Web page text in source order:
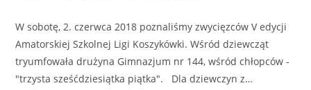
W sobotę, 2. czerwca 2018 poznaliśmy zwycięzców V edycji
Amatorskiej Szkolnej Ligi Koszykówki. Wśród dziewcząt
tryumfowała drużyna Gimnazjum nr 144, wśród chłopców -
"trzysta sześćdziesiątka piątka". Dla dziewczyn z…